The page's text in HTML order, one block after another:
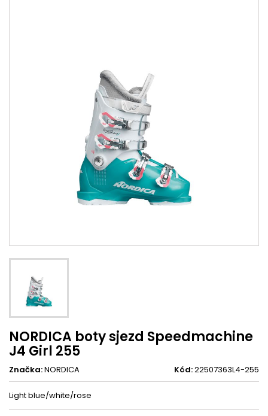
NORDICA boty sjezd Speedmachine
J4 Girl 255
Značka:NORDICA Kód:22507363L4-255
Light blue/white/rose